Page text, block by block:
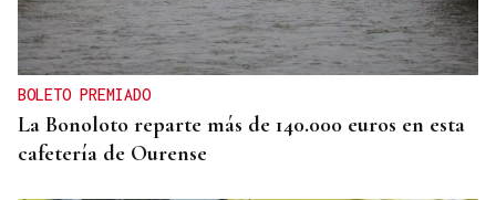
Sodercan ofrece un programa gratuito para
ayudar a las pymes cántabras a iniciarse en la
exportación
BOLETO PREMIADO
La Bonoloto reparte más de 140.000 euros en esta
cafetería de Ourense